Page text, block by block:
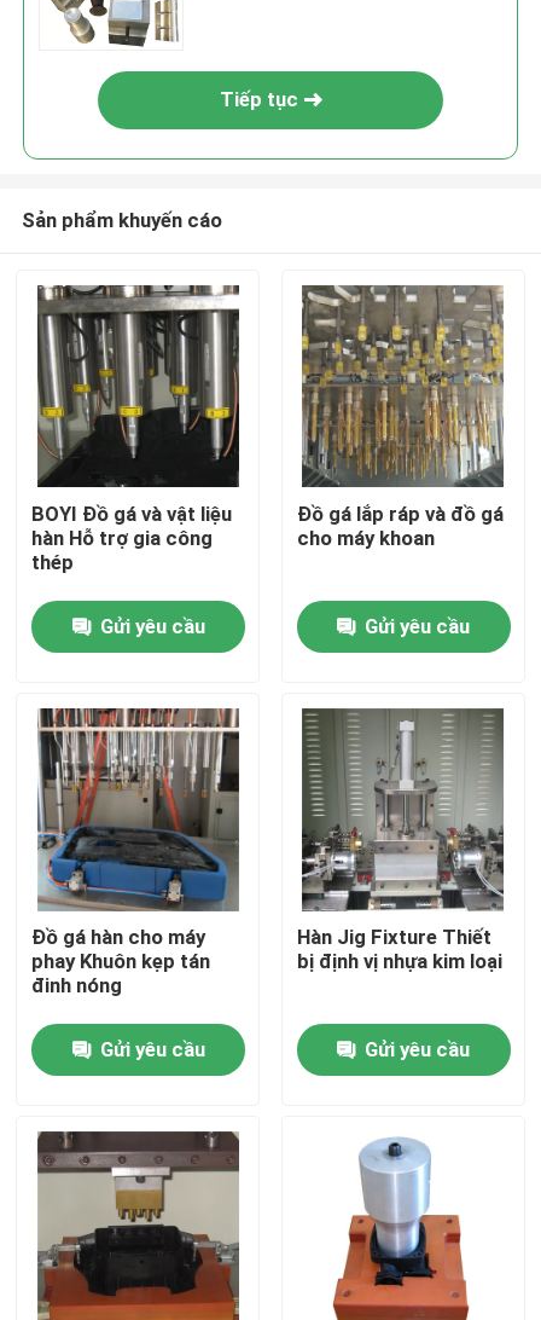
Nhà
Video
Về chúng tôi
Tham quan nhà máy
Kiểm soát chất lượng
Liên hệ chúng tôi
Yêu cầu báo giá
Máy hàn tấm nóng
Tấm hàn nhựa nóng
Tiếp tục
Sản phẩm khuyến cáo
BOYI Đồ gá và vật liệu
hàn Hỗ trợ gia công
thép
Gửi yêu cầu
Đồ gá lắp ráp và đồ gá
cho máy khoan
Gửi yêu cầu
Đồ gá hàn cho máy
phay Khuôn kẹp tán
đinh nóng
Gửi yêu cầu
Hàn Jig Fixture Thiết
bị định vị nhựa kim loại
Gửi yêu cầu